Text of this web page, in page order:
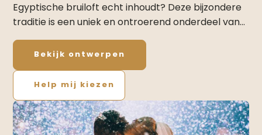
Egyptische bruiloft echt inhoudt? Deze bijzondere
traditie is een uniek en ontroerend onderdeel van…
Bekijk ontwerpen
Help mij kiezen